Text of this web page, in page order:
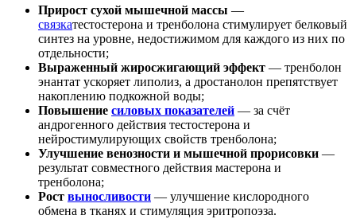
Прирост сухой мышечной массы —
связкатестостерона и тренболона стимулирует белковый
синтез на уровне, недостижимом для каждого из них по
отдельности;
Выраженный жиросжигающий эффект — тренболон
энантат ускоряет липолиз, а дростанолон препятствует
накоплению подкожной воды;
Повышение силовых показателей — за счёт
андрогенного действия тестостерона и
нейростимулирующих свойств тренболона;
Улучшение венозности и мышечной прорисовки —
результат совместного действия мастерона и
тренболона;
Рост выносливости — улучшение кислородного
обмена в тканях и стимуляция эритропоэза.